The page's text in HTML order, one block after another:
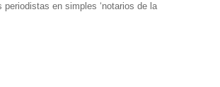
en simples ‘notarios de la